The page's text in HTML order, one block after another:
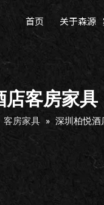
首页 关于森源
店客房家具
客房家具 » 深圳柏悦酒